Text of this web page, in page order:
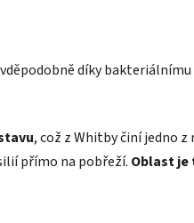
díky
, což z Whitby činí jedno
přímo na pobřeží. Oblast